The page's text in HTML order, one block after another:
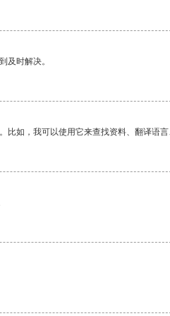
及时解决。
如，我可以使用它来查找资料、翻译语言